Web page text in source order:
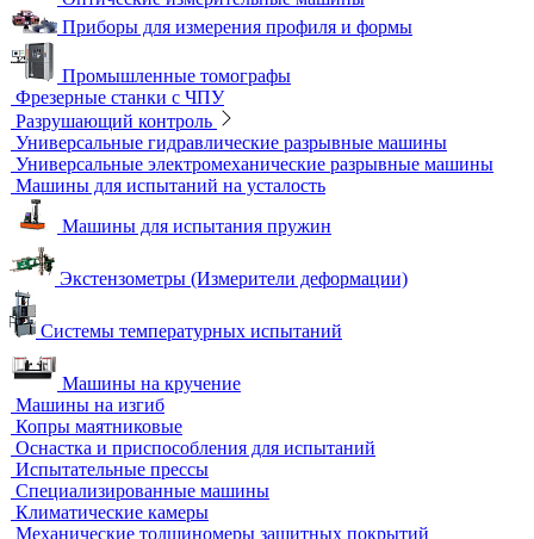
Координатно-измерительные машины
Лазерные трекеры
Мультисенсорные и видеоизмерительные машины
Оптические измерительные машины
Приборы для измерения профиля и формы
Промышленные томографы
Фрезерные станки с ЧПУ
Разрушающий контроль
Универсальные гидравлические разрывные машины
Универсальные электромеханические разрывные машины
Машины для испытаний на усталость
Машины для испытания пружин
Экстензометры (Измерители деформации)
Системы температурных испытаний